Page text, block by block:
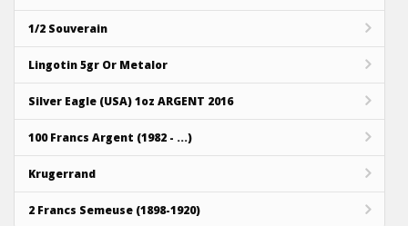
1/2 Souverain
Lingotin 5gr Or Metalor
Silver Eagle (USA) 1oz ARGENT 2016
100 Francs Argent (1982 - ...)
Krugerrand
2 Francs Semeuse (1898-1920)